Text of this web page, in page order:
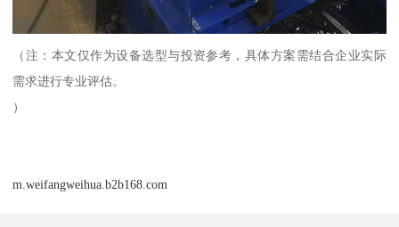
（注：本文仅作为设备选型与投资参考，具体方案需结合企业实际
需求进行专业评估。
）
m.weifangweihua.b2b168.com